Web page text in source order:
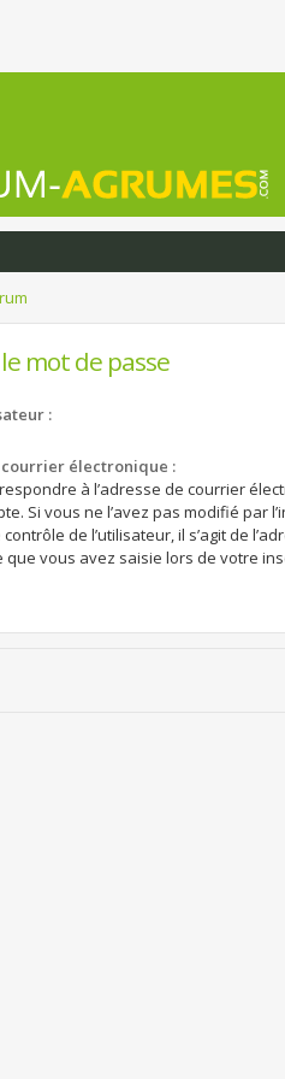
mot de passe
:
électronique :
à l’adresse de courrier
Si vous ne l’avez pas modifié par
de l’utilisateur, il s’agit de
que vous avez saisie lors de votre